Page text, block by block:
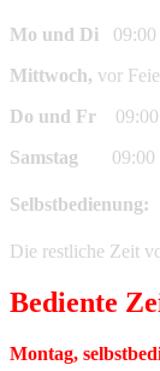
Mo und Di 09:00
Mittwoch, vor
Do und Fr 09:00
Samstag 09:00 -
Selbstbedienung:
Die restliche Zeit
Bediente
Montag,